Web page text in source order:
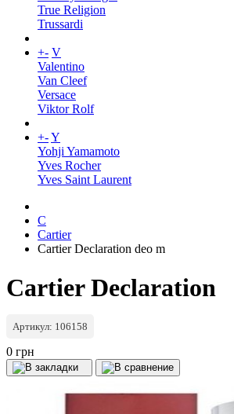
True Religion
Trussardi
+- V
Valentino
Van Cleef
Versace
Viktor Rolf
+-Y
Yohji Yamamoto
Yves Rocher
Yves Saint Laurent
C
Cartier
Cartier Declaration deo m
Cartier Declaration
Артикул: 106158
0 грн